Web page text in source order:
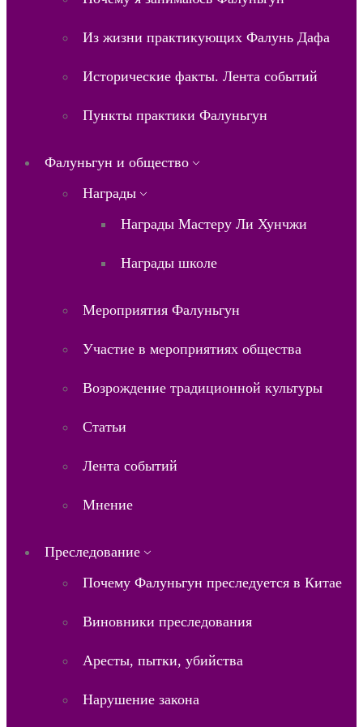
Из жизни практикующих Фалунь Дафа
Исторические факты. Лента событий
Пункты практики Фалуньгун
Фалуньгун и общество
Награды
Награды Мастеру Ли Хунчжи
Награды школе
Мероприятия Фалуньгун
Участие в мероприятиях общества
Возрождение традиционной культуры
Статьи
Лента событий
Мнение
Преследование
Почему Фалуньгун преследуется в Китае
Виновники преследования
Аресты, пытки, убийства
Нарушение закона